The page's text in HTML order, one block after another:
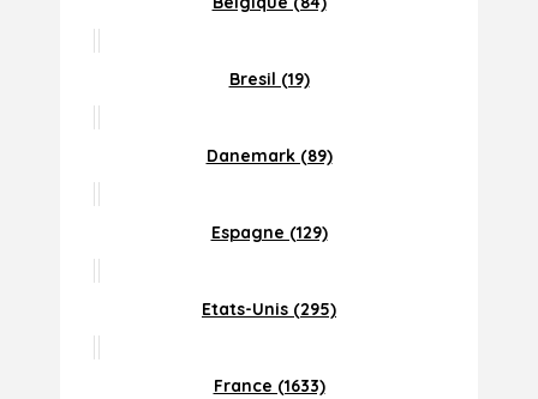
Bresil (19)
Danemark (89)
Espagne (129)
Etats-Unis (295)
France (1633)